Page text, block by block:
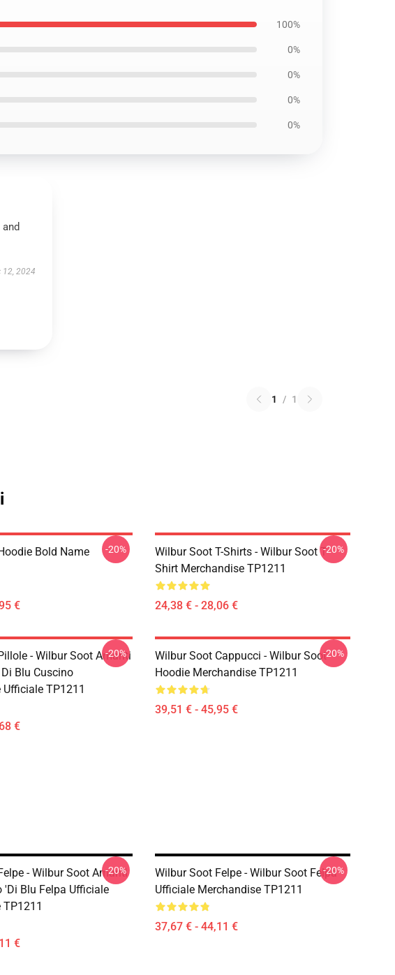
100%
0%
0%
0%
0%
12, 2024
1 / 1
Bold Name
€
-20%
Wilbur Soot T-Shirts - Wilbur Soot T-
Shirt Merchandise TP1211
24,38 € - 28,06 €
-20%
- Wilbur Soot Amanti
Blu Cuscino
TP1211
€
-20%
Wilbur Soot Cappucci - Wilbur Soot
Hoodie Merchandise TP1211
39,51 € - 45,95 €
-20%
- Wilbur Soot Amanti
'di Blu Felpa Ufficiale
€
-20%
Wilbur Soot Felpe - Wilbur Soot Felpa
Ufficiale Merchandise TP1211
37,67 € - 44,11 €
-20%